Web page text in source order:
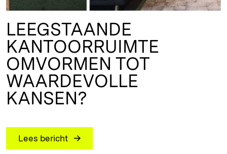
LEEGSTAANDE
KANTOORRUIMTE
OMVORMEN TOT
WAARDEVOLLE
KANSEN?
Lees bericht